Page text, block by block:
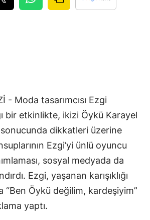
- Moda tasarımcısı Ezgi
bir etkinlikte, ikizi Öykü Karayel
sonucunda dikkatleri üzerine
Ezgi’yi ünlü oyuncu
sosyal medyada da
Ezgi, yaşanan karışıklığı
“Ben Öykü değilim, kardeşiyim”
yaptı.